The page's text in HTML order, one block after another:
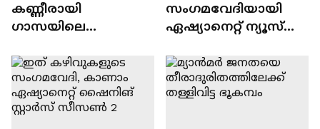
കണ്ണീരായി
ഗാസയിലെ
കുഞ്ഞുങ്ങൾ
സംഗമവേദിയായി
ഏഷ്യാനെറ്റ് ന്യൂസ്
സീസൺ 2